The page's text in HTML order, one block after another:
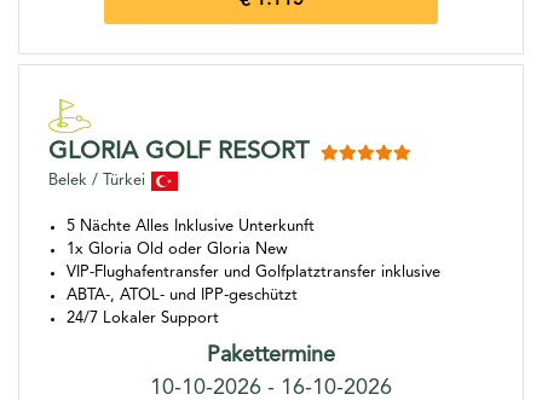
GLORIA GOLF RESORT
Belek / Türkei
5 Nächte Alles Inklusive Unterkunft
1x Gloria Old oder Gloria New
VIP-Flughafentransfer und Golfplatztransfer inklusive
ABTA-, ATOL- und IPP-geschützt
24/7 Lokaler Support
Pakettermine
10-10-2026 - 16-10-2026